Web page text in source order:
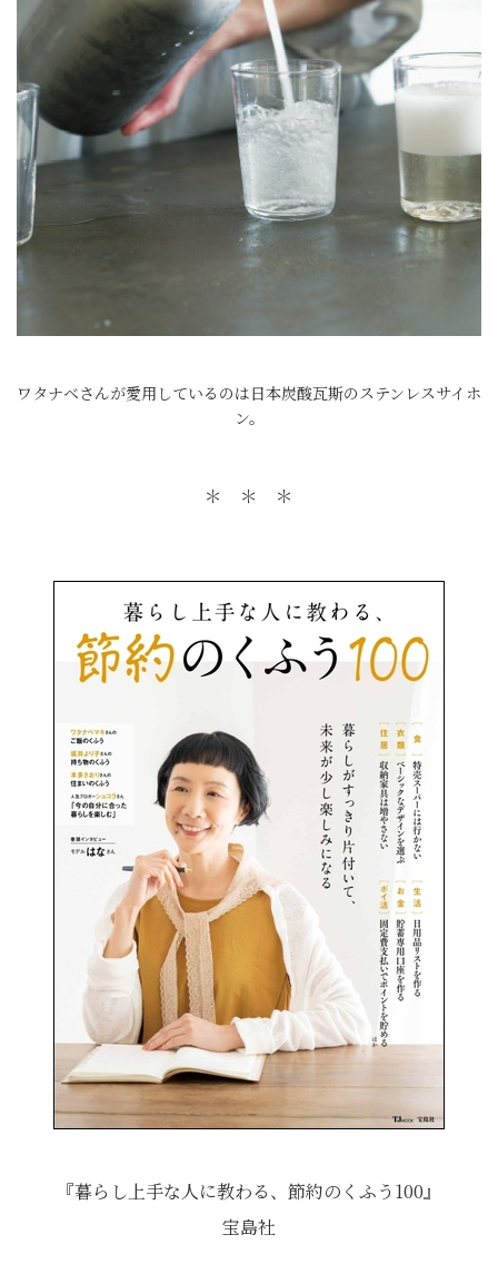
ワタナベさんが愛用しているのは日本炭酸瓦斯のステンレスサイホ
ン。
＊ ＊ ＊
『暮らし上手な人に教わる、節約のくふう100』
宝島社